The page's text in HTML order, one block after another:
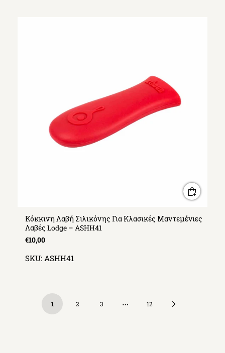
Κόκκινη Λαβή Σιλικόνης Για Κλασικές Μαντεμένιες
Λαβές Lodge – ASHH41
€10,00
SKU: ASHH41
1 2 3 … 12